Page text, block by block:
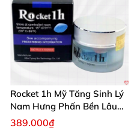
Rocket 1h Mỹ Tăng Sinh Lý
Nam Hưng Phấn Bền Lâu
Mạnh Mẽ
389.000₫